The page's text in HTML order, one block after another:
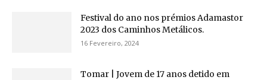
Festival do ano nos prémios Adamastor
2023 dos Caminhos Metálicos.
16 Fevereiro, 2024
Tomar | Jovem de 17 anos detido em